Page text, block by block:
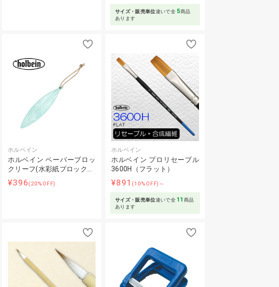
サイズ・販売単位違いで全 5商品
あります
ホルベイン
ホルベイン ペーパーブロッ
クリーフ(水彩紙ブロック…
¥396(20%OFF)
ホルベイン
ホルベイン プロリセーブル
3600H（フラット）
¥891 (10%OFF)～
サイズ・販売単位違いで全 11 商品
あります